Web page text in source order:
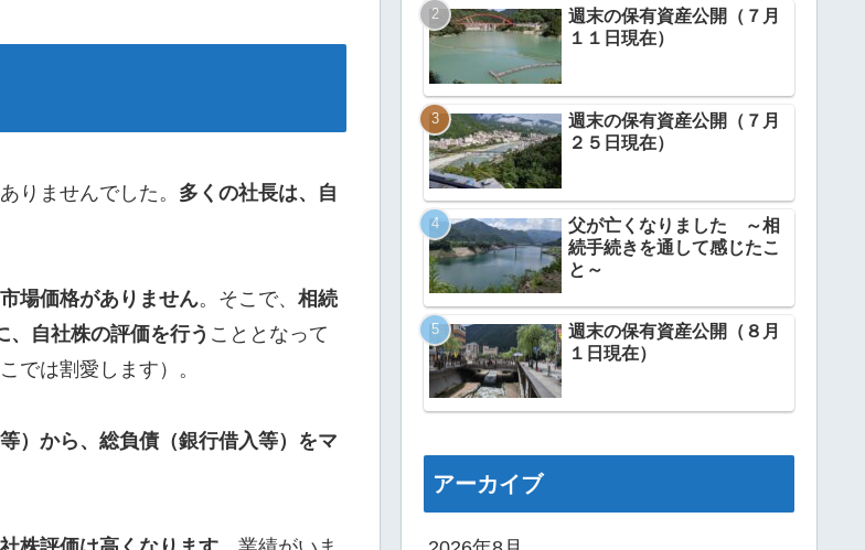
りませんでした。 多くの社長は、自
市場価格がありません。そこで、 相続
自社株の評価を行う こととなって
では割愛します）。
）から、総負債（銀行借入等）をマ
週末の保有資産公開（７月
１１日現在）
週末の保有資産公開（７月
２５日現在）
父が亡くなりました ～相
続手続きを通して感じたこ
と～
週末の保有資産公開（８月
１日現在）
アーカイブ